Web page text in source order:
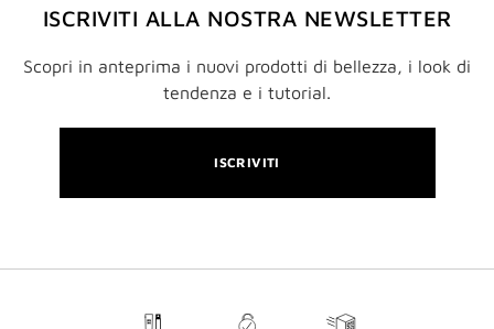
ISCRIVITI ALLA NOSTRA NEWSLETTER
Scopri in anteprima i nuovi prodotti di bellezza, i look di
tendenza e i tutorial.
ISCRIVITI